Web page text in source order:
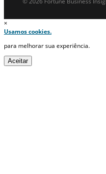
×
Usamos cookies.
para melhorar sua experiência.
Aceitar